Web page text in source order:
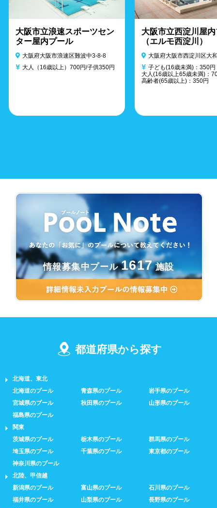
大阪市立浪速スポーツセン
ター屋内プール
大阪府大阪市浪速区難波中3-8-8
大人（16歳以上）700円/子供350円
大阪市立西淀川屋
（エルモ西淀川）
大阪府大阪市西淀川区大
子ども(16歳未満)：350円
大人(16歳以上65歳未満)：
高齢者(65歳以上)：350円
情報募集中プール 1617 施設
都道府県から探す
北海道、東北
北海道のプール
青森県のプール
岩手県のプール
宮城県のプール
秋田県のプール
山形県のプール
福島県のプール
関東
茨城県のプール
栃木県のプール
群馬県のプール
埼玉県のプール
千葉県のプール
東京都のプール
神奈川県のプール
北陸、甲信越
新潟県のプール
富山県のプール
石川県のプール
福井県のプール
山梨県のプール
長野県のプール